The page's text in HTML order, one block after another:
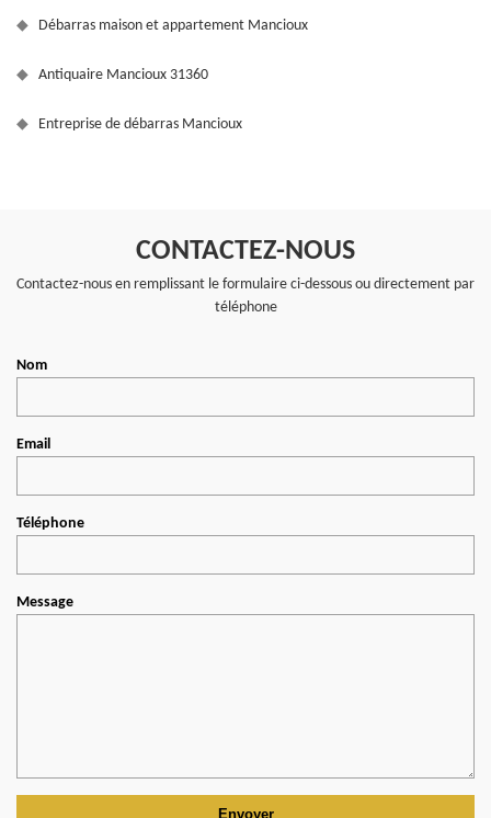
Débarras maison et appartement Mancioux
Antiquaire Mancioux 31360
Entreprise de débarras Mancioux
CONTACTEZ-NOUS
Contactez-nous en remplissant le formulaire ci-dessous ou directement par
téléphone
Nom
Email
Téléphone
Message